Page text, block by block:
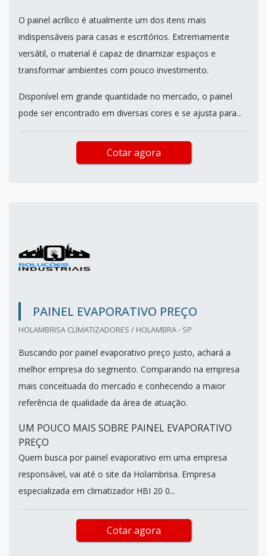
O painel acrílico é atualmente um dos itens mais
indispensáveis para casas e escritórios. Extremamente
versátil, o material é capaz de dinamizar espaços e
transformar ambientes com pouco investimento.
Disponível em grande quantidade no mercado, o painel
pode ser encontrado em diversas cores e se ajusta para...
Cotar agora
PAINEL EVAPORATIVO PREÇO
HOLAMBRISA CLIMATIZADORES / HOLAMBRA - SP
Buscando por painel evaporativo preço justo, achará a
melhor empresa do segmento. Comparando na empresa
mais conceituada do mercado e conhecendo a maior
referência de qualidade da área de atuação.
UM POUCO MAIS SOBRE PAINEL EVAPORATIVO
PREÇO
Quem busca por painel evaporativo em uma empresa
responsável, vai até o site da Holambrisa. Empresa
especializada em climatizador HBI 20 0...
Cotar agora